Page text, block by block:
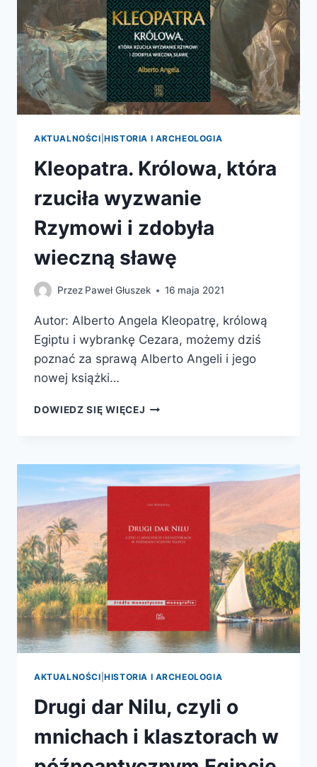
AKTUALNOŚCI |HISTORIA I ARCHEOLOGIA
Kleopatra. Królowa, która
rzuciła wyzwanie
Rzymowi i zdobyła
wieczną sławę
Przez Paweł Głuszek 16 maja 2021
Autor: Alberto Angela Kleopatrę, królową
Egiptu i wybrankę Cezara, możemy dziś
poznać za sprawą Alberto Angeli i jego
nowej książki…
DOWIEDZ SIĘ WIĘCEJ KLEOPATRA.
WYZWANIE
RZYMOWI
WIECZNĄ
SŁAWĘ
AKTUALNOŚCI |HISTORIA I ARCHEOLOGIA
Drugi dar Nilu, czyli o
mnichach i klasztorach w